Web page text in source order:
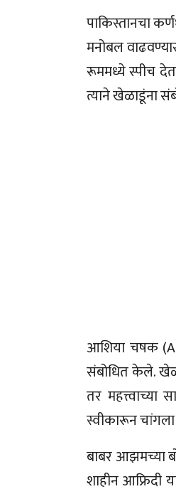
पाकिस्तानचा
मनोबल
रूममध्ये स्पीच
त्याने खेळाडूंना
आशिया चषक
संबोधित केले.
तर महत्त्वाच्या
स्वीकारून
बाबर आझमच्या
शाहीन आफ्रिदी